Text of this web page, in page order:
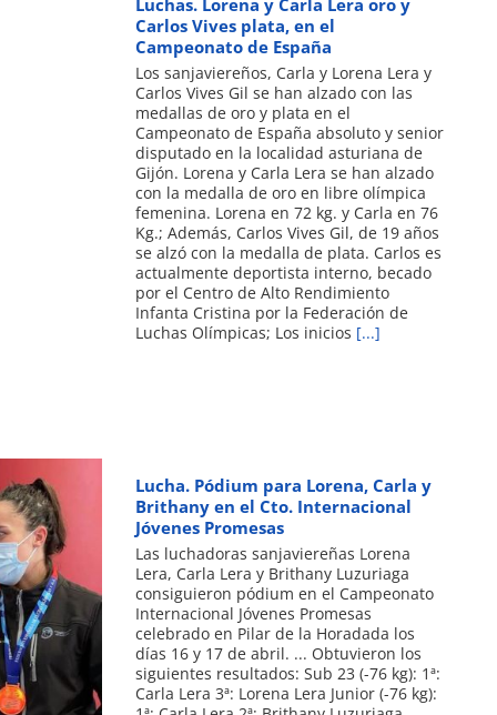
Luchas. Lorena y Carla Lera oro y
Carlos Vives plata, en el
Campeonato de España
Los sanjaviereños, Carla y Lorena Lera y
Carlos Vives Gil se han alzado con las
medallas de oro y plata en el
Campeonato de España absoluto y senior
disputado en la localidad asturiana de
Gijón. Lorena y Carla Lera se han alzado
con la medalla de oro en libre olímpica
femenina. Lorena en 72 kg. y Carla en 76
Kg.; Además, Carlos Vives Gil, de 19 años
se alzó con la medalla de plata. Carlos es
actualmente deportista interno, becado
por el Centro de Alto Rendimiento
Infanta Cristina por la Federación de
Luchas Olímpicas; Los inicios [...]
Lucha. Pódium para Lorena, Carla y
Brithany en el Cto. Internacional
Jóvenes Promesas
Las luchadoras sanjaviereñas Lorena
Lera, Carla Lera y Brithany Luzuriaga
consiguieron pódium en el Campeonato
Internacional Jóvenes Promesas
celebrado en Pilar de la Horadada los
días 16 y 17 de abril. ... Obtuvieron los
siguientes resultados: Sub 23 (-76 kg): 1ª:
Carla Lera 3ª: Lorena Lera Junior (-76 kg):